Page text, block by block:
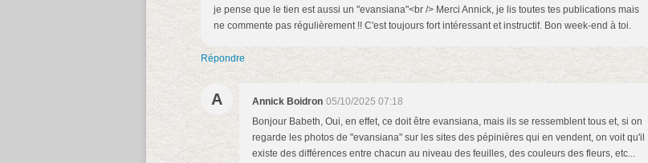
je pense que le tien est aussi un "evansiana"<br /> Merci Annick, je lis toutes tes publications mais
ne commente pas régulièrement !! C'est toujours fort intéressant et instructif. Bon week-end à toi.
Répondre
A Annick Boidron 05/10/2025 07:18
Bonjour Babeth, Oui, en effet, ce doit être evansiana, mais ils se ressemblent tous et, si on
regarde les photos de "evansiana" sur les sites des pépinières qui en vendent, on voit qu'il
existe des différences entre chacun au niveau des feuilles, des couleurs des fleurs, etc...